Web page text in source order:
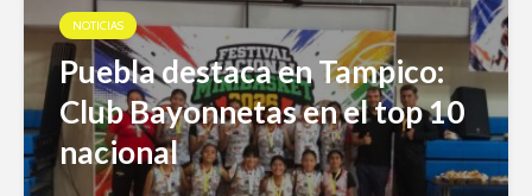
NOTICIAS
Puebla destaca en Tampico:
Club Bayonnetas en el top 10
nacional